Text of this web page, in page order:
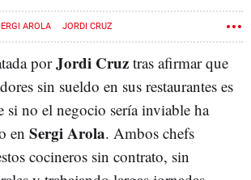
AROLA JORDI CRUZ
porJordi Cruz tras afirmar que
sin sueldo en sus restaurantes es
no el negocio sería inviable ha
en Sergi Arola. Ambos chefs
cocineros sin contrato, sin